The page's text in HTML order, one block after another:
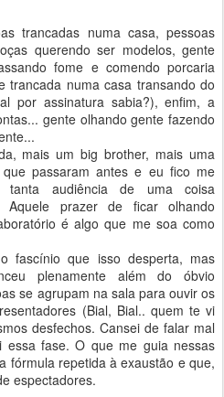
trancadas numa casa, pessoas
querendo ser modelos, gente
fome e comendo porcaria
trancada numa casa transando do
por assinatura sabia?), enfim, a
gente olhando gente fazendo
mais um big brother, mais uma
passaram antes e eu fico me
audiência de uma coisa
Aquele prazer de ficar olhando
é algo que me soa como
fascínio que isso desperta, mas
plenamente além do óbvio
se agrupam na sala para ouvir os
(Bial, Bial.. quem te vi
desfechos. Cansei de falar mal
essa fase. O que me guia nessas
fórmula repetida à exaustão e que,
espectadores.